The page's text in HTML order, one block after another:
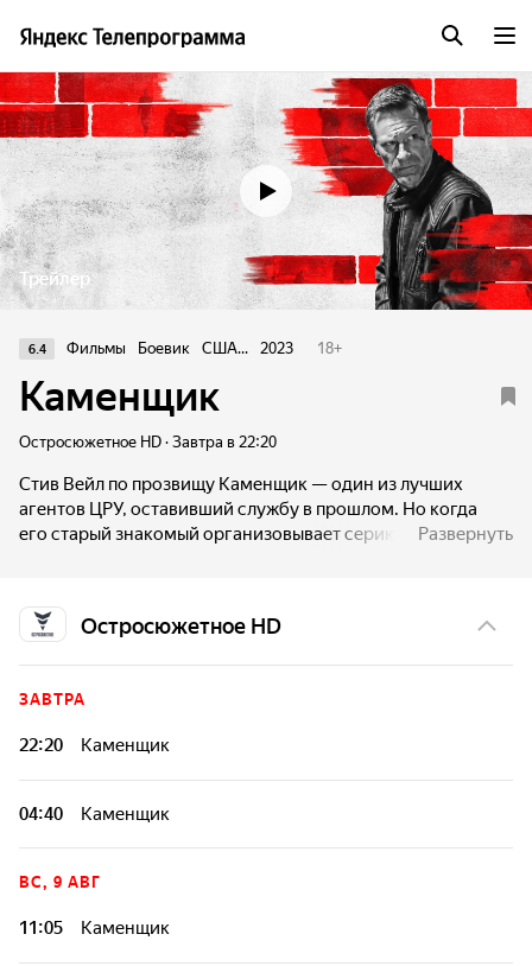
Трейлер
6.4 Фильмы Боевик США... 2023 18+
Каменщик
Остросюжетное HD · Завтра в 22:20
Стив Вейл по прозвищу Каменщик — один из лучших
агентов ЦРУ, оставивший службу в прошлом. Но когда
его старый знакомый организовывает серию убийств
напарницей Кейт Бэннон они должны остановить
опаснейшего противника, пока под угрозой не оказался
Развернуть
Остросюжетное HD
ЗАВТРА
22:20 Каменщик
04:40 Каменщик
ВС, 9 АВГ
11:05 Каменщик